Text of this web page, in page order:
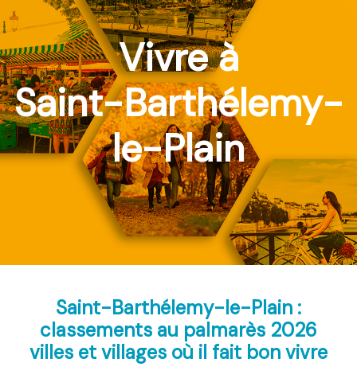
Vivre à
Saint-Barthélemy-
le-Plain
Saint-Barthélemy-le-Plain :
classements au palmarès 2026
villes et villages où il fait bon vivre